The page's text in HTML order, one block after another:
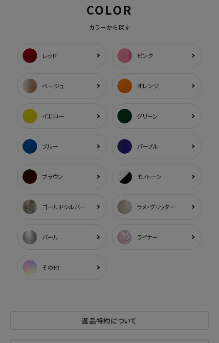
COLOR
カラーから探す
レッド ピンク
ベージュ オレンジ
イエロー グリーン
ブルー パープル
ブラウン モノトーン
ゴールドシルバー ラメ・グリッター
パール ライナー
その他
返品特約について